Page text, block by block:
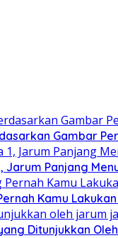
Gambar
Jarum Panjang
Kamu
Ditunjukkan